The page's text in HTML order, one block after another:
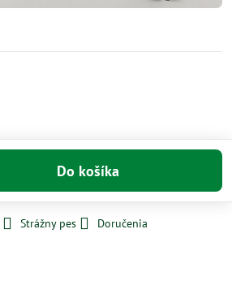
Do košíka
Strážny pes
Doručenia